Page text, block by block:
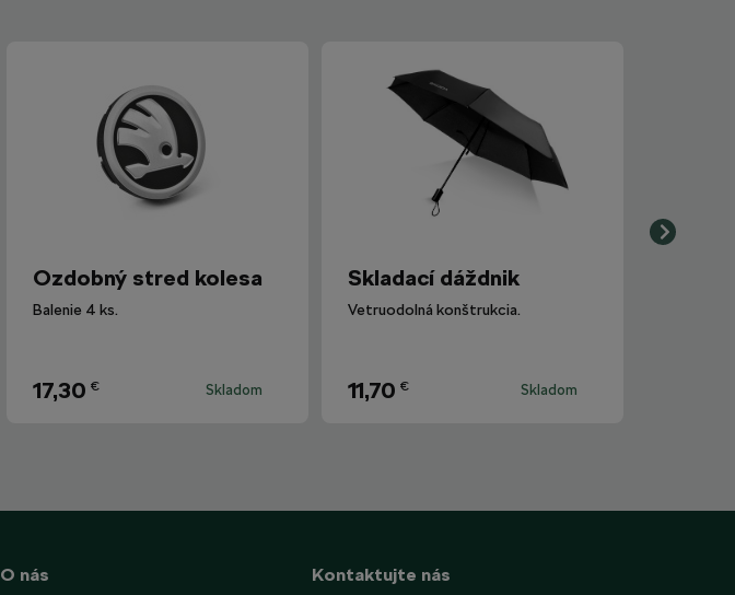
Ozdobný stred kolesa
Balenie 4 ks.
17,30 € Skladom
Skladací dáždnik
Vetruodolná konštrukcia.
11,70 € Skladom
O nás Kontaktujte nás